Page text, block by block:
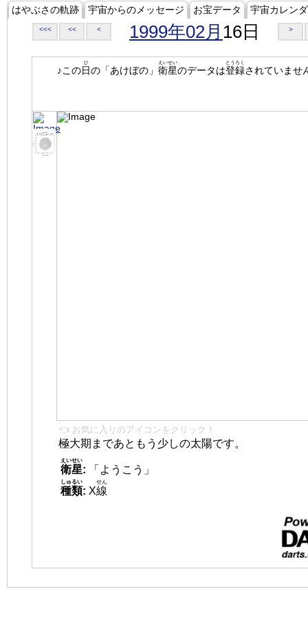
はやぶさの軌跡 宇宙からのメッセージ お宝データ 宇宙カレン
<<< << < 1999年02月 16日 >
♪この日
ひ
の「あけぼの」 衛星
えいせい
のデータは登録
とうろく
されていませ
👈 お気に入りのアイコンをクリック！
極大期まであともう少しの太陽です。
衛星
えいせい
:
「ようこう」
種類
しゅるい
: X線
せん